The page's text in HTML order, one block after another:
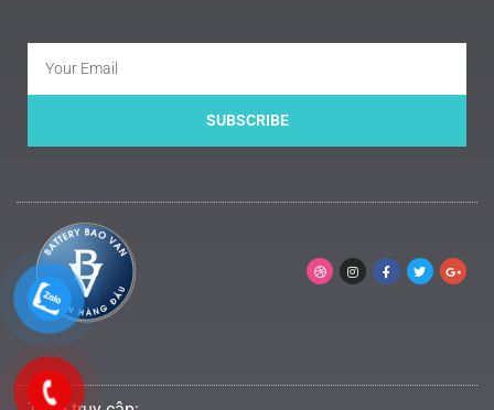
SUBSCRIBE